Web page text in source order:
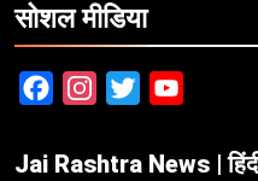
सोशल मीडिया
FacebookInstagram
Twitter
Jai Rashtra News |